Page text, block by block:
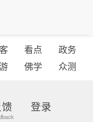
看点
政务
佛学 众测
登录